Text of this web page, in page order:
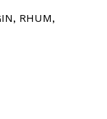
RHUM,